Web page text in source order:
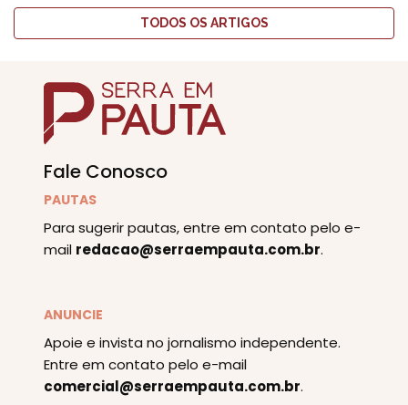
TODOS OS ARTIGOS
Fale Conosco
PAUTAS
Para sugerir pautas, entre em contato pelo e-
mail redacao@serraempauta.com.br.
ANUNCIE
Apoie e invista no jornalismo independente.
Entre em contato pelo e-mail
comercial@serraempauta.com.br.